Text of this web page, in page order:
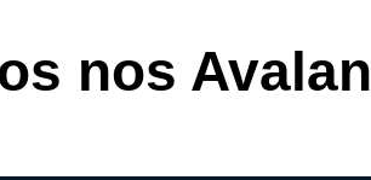
nos Avalan